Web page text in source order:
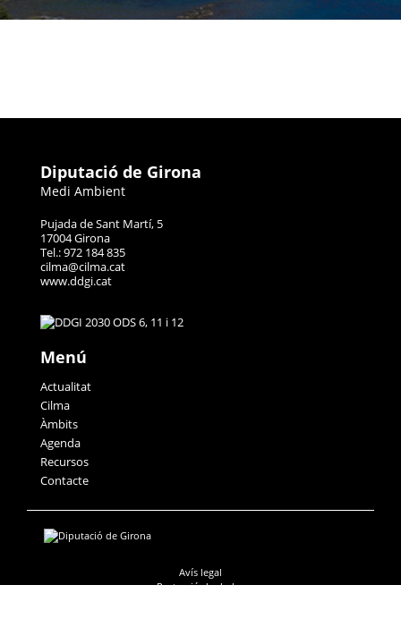
Diputació de Girona
Medi Ambient
Pujada de Sant Martí, 5
17004 Girona
Tel.: 972 184 835
cilma@cilma.cat
www.ddgi.cat
Menú
Actualitat
Cilma
Àmbits
Agenda
Recursos
Contacte
Avís legal
Protecció de dades